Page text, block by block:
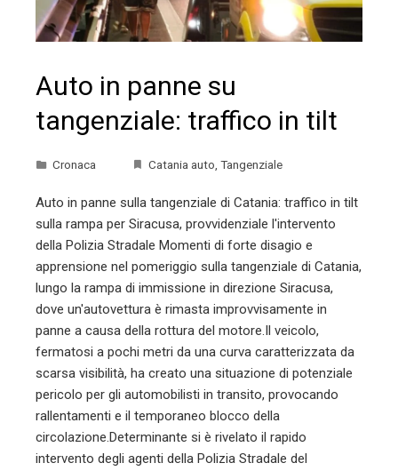
Auto in panne su
tangenziale: traffico in tilt
Cronaca Catania auto, Tangenziale
Auto in panne sulla tangenziale di Catania: traffico in tilt
sulla rampa per Siracusa, provvidenziale l'intervento
della Polizia Stradale Momenti di forte disagio e
apprensione nel pomeriggio sulla tangenziale di Catania,
lungo la rampa di immissione in direzione Siracusa,
dove un'autovettura è rimasta improvvisamente in
panne a causa della rottura del motore.Il veicolo,
fermatosi a pochi metri da una curva caratterizzata da
scarsa visibilità, ha creato una situazione di potenziale
pericolo per gli automobilisti in transito, provocando
rallentamenti e il temporaneo blocco della
circolazione.Determinante si è rivelato il rapido
intervento degli agenti della Polizia Stradale del